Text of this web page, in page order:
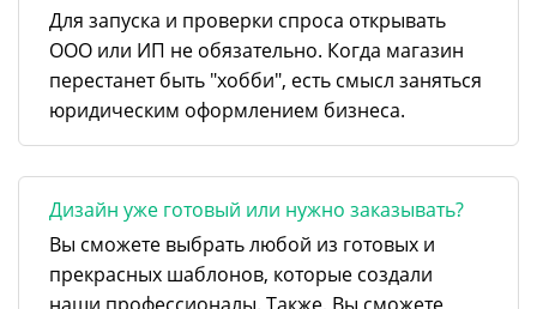
Для запуска и проверки спроса открывать
ООО или ИП не обязательно. Когда магазин
перестанет быть "хобби", есть смысл заняться
юридическим оформлением бизнеса.
Дизайн уже готовый или нужно заказывать?
Вы сможете выбрать любой из готовых и
прекрасных шаблонов, которые создали